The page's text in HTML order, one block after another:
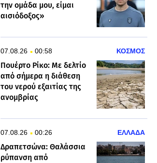
την ομάδα μου, είμαι
αισιόδοξος»
07.08.26 00:58 ΚΟΣΜΟΣ
Πουέρτο Ρίκο: Με δελτίο
από σήμερα η διάθεση
του νερού εξαιτίας της
ανομβρίας
07.08.26 00:26 ΕΛΛΑΔΑ
Δραπετσώνα: Θαλάσσια
ρύπανση από